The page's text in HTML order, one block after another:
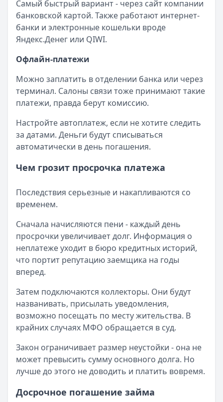
Самый быстрый вариант - через сайт компании
банковской картой. Также работают интернет-
банки и электронные кошельки вроде
Яндекс.Денег или QIWI.
Офлайн-платежи
Можно заплатить в отделении банка или через
терминал. Салоны связи тоже принимают такие
платежи, правда берут комиссию.
Настройте автоплатеж, если не хотите следить
за датами. Деньги будут списываться
автоматически в день погашения.
Чем грозит просрочка платежа
Последствия серьезные и накапливаются со
временем.
Сначала начисляются пени - каждый день
просрочки увеличивает долг. Информация о
неплатеже уходит в бюро кредитных историй,
что портит репутацию заемщика на годы
вперед.
Затем подключаются коллекторы. Они будут
названивать, присылать уведомления,
возможно посещать по месту жительства. В
крайних случаях МФО обращается в суд.
Закон ограничивает размер неустойки - она не
может превысить сумму основного долга. Но
лучше до этого не доводить и платить вовремя.
Досрочное погашение займа